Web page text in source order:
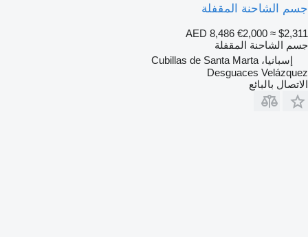
جسم الشاحنة المقفلة
AED 8,486 €2,000 ≈ $2,311
جسم الشاحنة المقفلة
إسبانيا، Cubillas de Santa Marta
Desguaces Velázquez
الاتصال بالبائع